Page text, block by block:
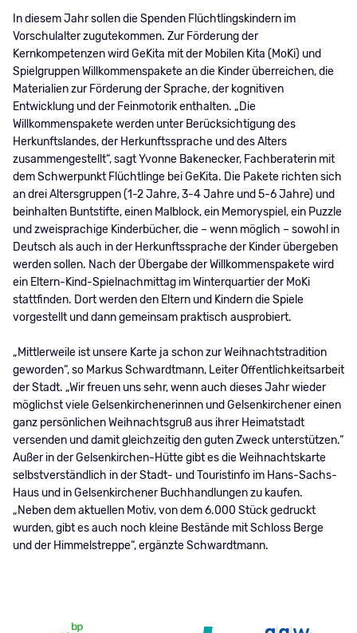
In diesem Jahr sollen die Spenden Flüchtlingskindern im
Vorschulalter zugutekommen. Zur Förderung der
Kernkompetenzen wird GeKita mit der Mobilen Kita (MoKi) und
Spielgruppen Willkommenspakete an die Kinder überreichen, die
Materialien zur Förderung der Sprache, der kognitiven
Entwicklung und der Feinmotorik enthalten. „Die
Willkommenspakete werden unter Berücksichtigung des
Herkunftslandes, der Herkunftssprache und des Alters
zusammengestellt“, sagt Yvonne Bakenecker, Fachberaterin mit
dem Schwerpunkt Flüchtlinge bei GeKita. Die Pakete richten sich
an drei Altersgruppen (1-2 Jahre, 3-4 Jahre und 5-6 Jahre) und
beinhalten Buntstifte, einen Malblock, ein Memoryspiel, ein Puzzle
und zweisprachige Kinderbücher, die – wenn möglich – sowohl in
Deutsch als auch in der Herkunftssprache der Kinder übergeben
werden sollen. Nach der Übergabe der Willkommenspakete wird
ein Eltern-Kind-Spielnachmittag im Winterquartier der MoKi
stattfinden. Dort werden den Eltern und Kindern die Spiele
vorgestellt und dann gemeinsam praktisch ausprobiert.
„Mittlerweile ist unsere Karte ja schon zur Weihnachtstradition
geworden“, so Markus Schwardtmann, Leiter Öffentlichkeitsarbeit
der Stadt. „Wir freuen uns sehr, wenn auch dieses Jahr wieder
möglichst viele Gelsenkirchenerinnen und Gelsenkirchener einen
ganz persönlichen Weihnachtsgruß aus ihrer Heimatstadt
versenden und damit gleichzeitig den guten Zweck unterstützen.“
Außer in der Gelsenkirchen-Hütte gibt es die Weihnachtskarte
selbstverständlich in der Stadt- und Touristinfo im Hans-Sachs-
Haus und in Gelsenkirchener Buchhandlungen zu kaufen.
„Neben dem aktuellen Motiv, von dem 6.000 Stück gedruckt
wurden, gibt es auch noch kleine Bestände mit Schloss Berge
und der Himmelstreppe“, ergänzte Schwardtmann.